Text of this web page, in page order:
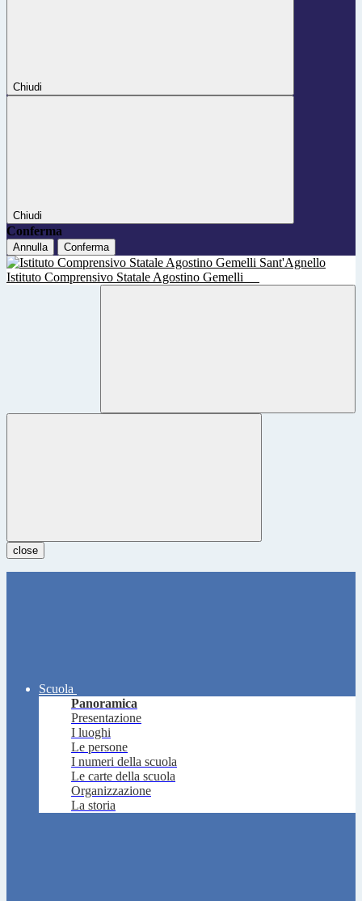
Chiudi
Chiudi
Conferma
Annulla Conferma
Istituto Comprensivo Statale Agostino Gemelli
close
Scuola
Panoramica
Presentazione
I luoghi
Le persone
I numeri della scuola
Le carte della scuola
Organizzazione
La storia